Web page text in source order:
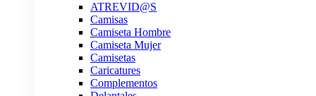
ATREVID@S
Camisas
Camiseta Hombre
Camiseta Mujer
Camisetas
Caricatures
Complementos